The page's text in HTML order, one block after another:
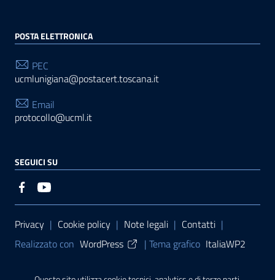
POSTA ELETTRONICA
PEC
ucmlunigiana@postacert.toscana.it
Email
protocollo@ucml.it
SEGUICI SU
Sezione Link Utili
Privacy | Cookie policy | Note legali | Contatti |
Realizzato con WordPress | Tema grafico ItaliaWP2